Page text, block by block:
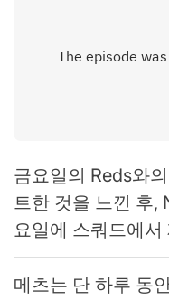
금요일의 Reds와
트한 것을 느낀 후,
요일에 스쿼드에
메츠는 단 하루 동